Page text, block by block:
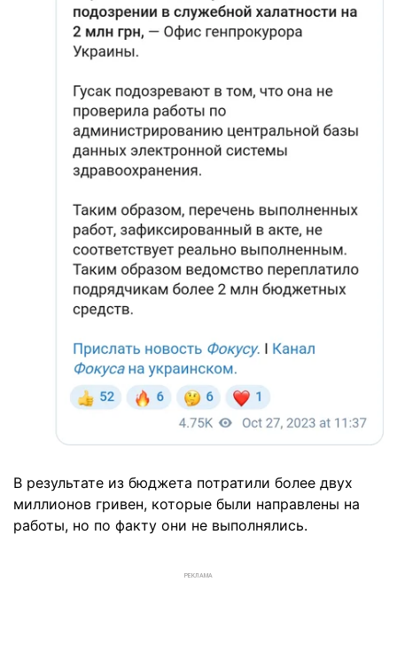
В результате из бюджета потратили более двух
миллионов гривен, которые были направлены на
работы, но по факту они не выполнялись.
РЕКЛАМА